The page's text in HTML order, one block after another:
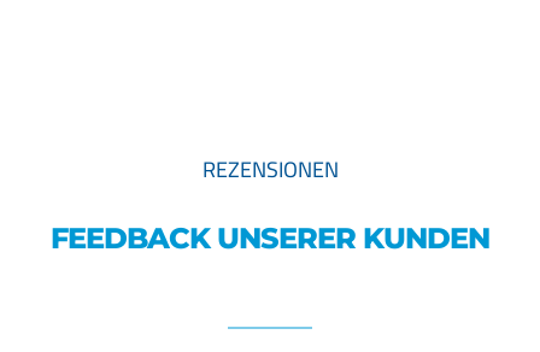
REZENSIONEN
FEEDBACK UNSERER KUNDEN